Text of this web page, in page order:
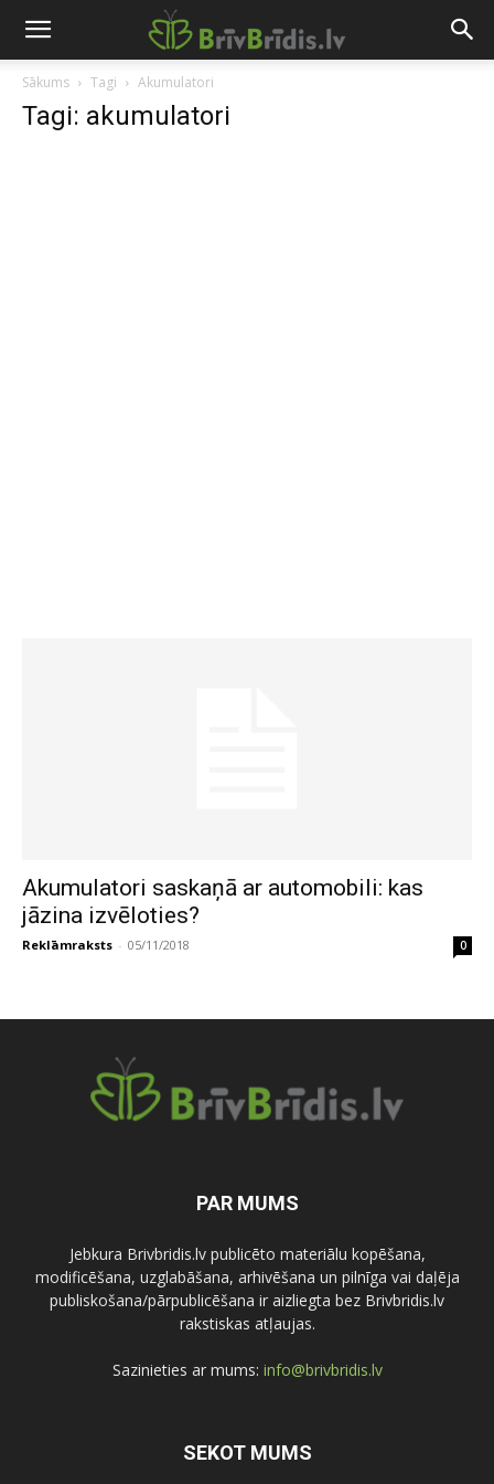
Sākums Tagi Akumulatori
Tagi: akumulatori
Akumulatori saskaņā ar automobili: kas
jāzina izvēloties?
Reklāmraksts - 05/11/2018 0
PAR MUMS
Jebkura Brivbridis.lv publicēto materiālu kopēšana,
modificēšana, uzglabāšana, arhivēšana un pilnīga vai daļēja
publiskošana/pārpublicēšana ir aizliegta bez Brivbridis.lv
rakstiskas atļaujas.
Sazinieties ar mums: info@brivbridis.lv
SEKOT MUMS